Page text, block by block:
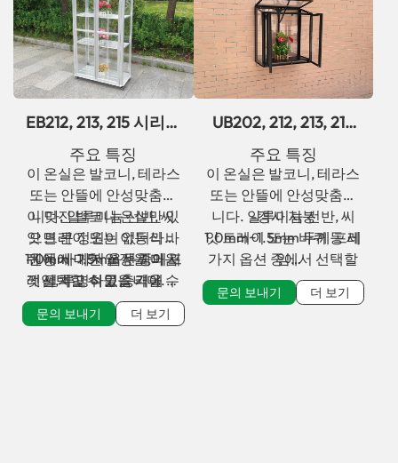
EB212, 213, 215 시리즈
발코니/테라스/안뜰
온실
주요 특징
이 온실은 발코니, 테라스
또는 안뜰에 안성맞춤입
니다. 알루미늄 선반, 씨
앗 트레이 또는 이동식 바
퀴 등 세 가지 옵션 중에서
선택할 수 있습니다.
이 멋진 발코니 온실만 있
으면 큰 정원이 없더라도
원예에 대한 열정을 마음
껏 펼치고 식물을 키울 수
있습니다.
1.0mm~1.5mm 두께의 프
레임, 투명하고 충격에 강
한 견고한 폴리카보네이
트 패널
문의 보내기 더 보기
UB202, 212, 213, 215
시리즈 도심형 경사 지
붕 온실
주요 특징
이 온실은 발코니, 테라스
또는 안뜰에 안성맞춤입
니다. 알루미늄 선반, 씨
앗 트레이 또는 바퀴 등 세
가지 옵션 중에서 선택할
수 있습니다. 이 멋진 발코
니 온실을 이용하면 넓은
-경사 지붕
1.0mm~1.5mm 두께 프레
임
3mm 강화 유리 또는
1.5mm 솔리드 폴리카보
문의 보내기 더 보기